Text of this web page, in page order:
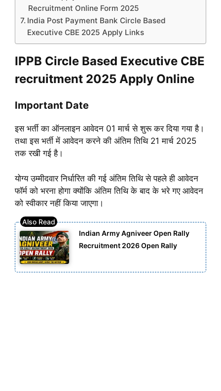
Recruitment Online Form 2025
India Post Payment Bank Circle Based
Executive CBE 2025 Apply Links
IPPB Circle Based Executive CBE
recruitment 2025 Apply Online
Important Date
इस भर्ती का ऑनलाइन आवेदन 01 मार्च से शुरू कर दिया गया है।
तथा इस भर्ती में आवेदन करने की अंतिम तिथि 21 मार्च 2025
तक रखी गई है।
योग्य उम्मीदवार निर्धारित की गई अंतिम तिथि से पहले ही आवेदन
फॉर्म को भरना होगाक्योंकि अंतिम तिथि के बाद के भरे गए आवेदन
को स्वीकार नहीं किया जाएगा।
Indian Army Agniveer Open Rally
Recruitment 2026 Open Rally